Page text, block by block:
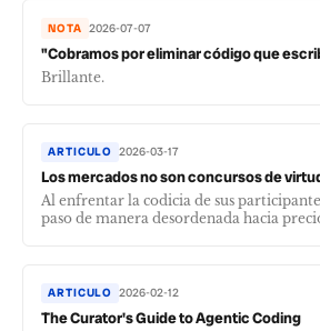
NOTA 2026-07-07
"Cobramos por eliminar código que
Brillante.
ARTICULO 2026-03-17
Los mercados no son concursos de
Al enfrentar la codicia de sus
paso de manera desordenada hacia
ARTICULO 2026-02-12
The Curator's Guide to Agentic Coding